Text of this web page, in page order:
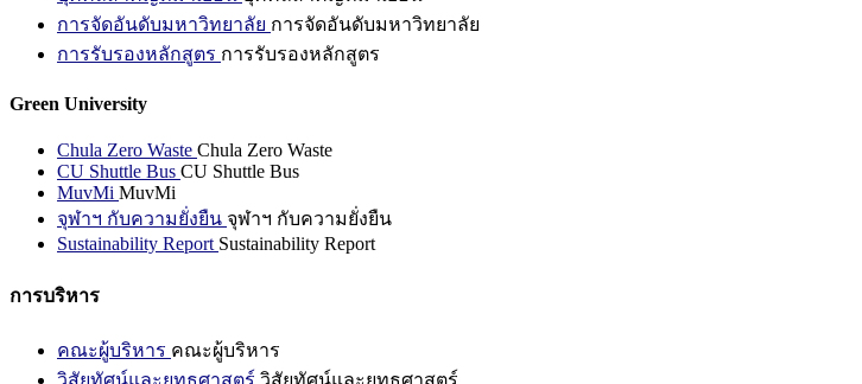
การจัดอันดับมหาวิทยาลัย การจัดอันดับมหาวิทยาลัย
การรับรองหลักสูตร การรับรองหลักสูตร
Green University
Chula Zero Waste Chula Zero Waste
CU Shuttle Bus CU Shuttle Bus
MuvMi MuvMi
จุฬาฯ กับความยั่งยืน จุฬาฯ กับความยั่งยืน
Sustainability Report Sustainability Report
การบริหาร
คณะผู้บริหาร คณะผู้บริหาร
วิสัยทัศน์และยุทธศาสตร์ วิสัยทัศน์และยุทธศาสตร์